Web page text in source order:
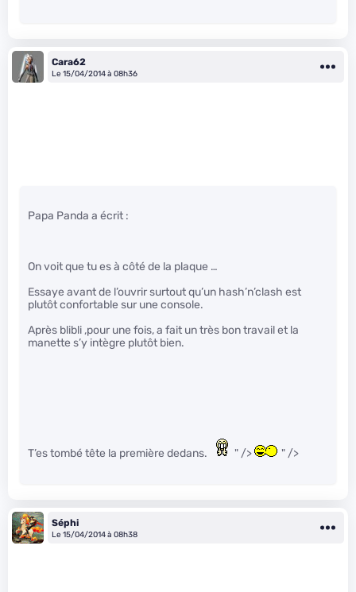
Cara62
Le 15/04/2014 à 08h36
Papa Panda a écrit :
On voit que tu es à côté de la plaque …
Essaye avant de l’ouvrir surtout qu’un hash’n’clash est
plutôt confortable sur une console.
Après blibli ,pour une fois, a fait un très bon travail et la
manette s’y intègre plutôt bien.
T’es tombé tête la première dedans. " /> " />
Séphi
Le 15/04/2014 à 08h38